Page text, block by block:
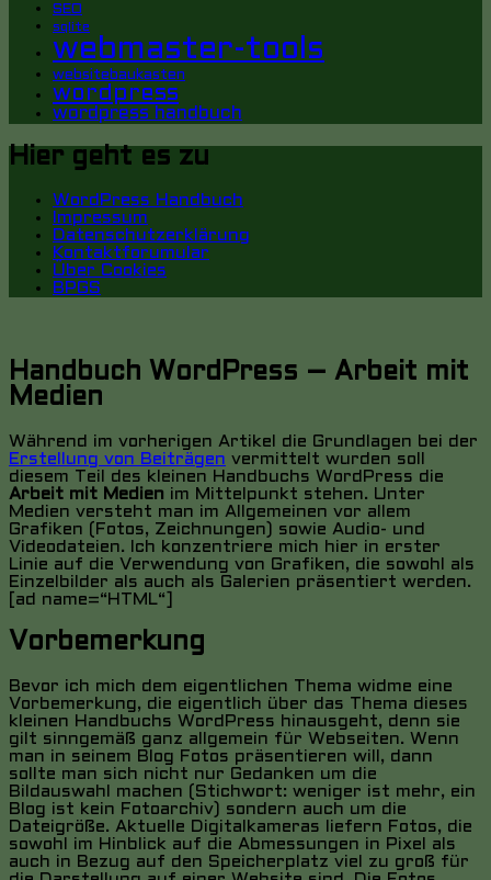
SEO
sqlite
webmaster-tools
websitebaukasten
wordpress
wordpress handbuch
Hier geht es zu
WordPress Handbuch
Impressum
Datenschutzerklärung
Kontaktforumular
Über Cookies
BPGS
Handbuch WordPress – Arbeit mit
Medien
Während im vorherigen Artikel die Grundlagen bei der
Erstellung von Beiträgen vermittelt wurden soll
diesem Teil des kleinen Handbuchs WordPress die
Arbeit mit Medien im Mittelpunkt stehen. Unter
Medien versteht man im Allgemeinen vor allem
Grafiken (Fotos, Zeichnungen) sowie Audio- und
Videodateien. Ich konzentriere mich hier in erster
Linie auf die Verwendung von Grafiken, die sowohl als
Einzelbilder als auch als Galerien präsentiert werden.
[ad name=“HTML“]
Vorbemerkung
Bevor ich mich dem eigentlichen Thema widme eine
Vorbemerkung, die eigentlich über das Thema dieses
kleinen Handbuchs WordPress hinausgeht, denn sie
gilt sinngemäß ganz allgemein für Webseiten. Wenn
man in seinem Blog Fotos präsentieren will, dann
sollte man sich nicht nur Gedanken um die
Bildauswahl machen (Stichwort: weniger ist mehr, ein
Blog ist kein Fotoarchiv) sondern auch um die
Dateigröße. Aktuelle Digitalkameras liefern Fotos, die
sowohl im Hinblick auf die Abmessungen in Pixel als
auch in Bezug auf den Speicherplatz viel zu groß für